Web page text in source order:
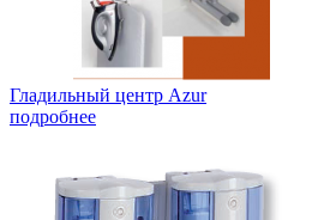
Гладильный центр Azur
подробнее